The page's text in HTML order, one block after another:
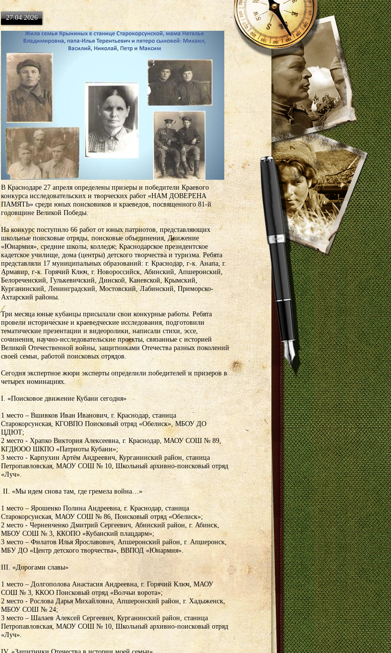
27.04.2026
В Краснодаре 27 апреля определены призеры и победители Краевого
конкурса исследовательских и творческих работ «НАМ ДОВЕРЕНА
ПАМЯТЬ» среди юных поисковиков и краеведов, посвященного 81-й
годовщине Великой Победы.
На конкурс поступило 66 работ от юных патриотов, представляющих
школьные поисковые отряды, поисковые объединения, Движение
«Юнармия», средние школы, колледж, Краснодарское президентское
кадетское училище, дома (центры) детского творчества и туризма. Ребята
представляли 17 муниципальных образований: г. Краснодар, г-к. Анапа, г.
Армавир, г-к. Горячий Ключ, г. Новороссийск, Абинский, Апшеронский,
Белореченский, Гулькевичский, Динской, Каневской, Крымский,
Курганинский, Ленинградский, Мостовский, Лабинский, Приморско-
Ахтарский районы.
Три месяца юные кубанцы присылали свои конкурные работы. Ребята
провели исторические и краеведческие исследования, подготовили
тематические презентации и видеоролики, написали стихи, эссе,
сочинения, научно-исследовательские проекты, связанные с историей
Великой Отечественной войны, защитниками Отечества разных поколений
своей семьи, работой поисковых отрядов.
Сегодня экспертное жюри эксперты определили победителей и призеров в
четырех номинациях.
I. «Поисковое движение Кубани сегодня»
1 место – Вшивков Иван Иванович, г. Краснодар, станица
Старокорсунская, КГОВПО Поисковый отряд «Обелиск», МБОУ ДО
ЦДЮТ;
2 место - Храпко Виктория Алексеевна, г. Краснодар, МАОУ СОШ № 89,
КГДЮОО ШКПО «Патриоты Кубани»;
3 место - Карпухин Артём Андреевич, Курганинский район, станица
Петропавловская, МАОУ СОШ № 10, Школьный архивно-поисковый отряд
«Луч».
II. «Мы идем снова там, где гремела война…»
1 место – Ярошенко Полина Андреевна, г. Краснодар, станица
Старокорсунская, МАОУ СОШ № 86, Поисковый отряд «Обелиск»;
2 место - Черненченко Дмитрий Сергеевич, Абинский район, г. Абинск,
МБОУ СОШ № 3, ККОПО «Кубанский плацдарм»;
3 место – Филатов Илья Ярославович, Апшеронский район, г. Апшеронск,
МБУ ДО «Центр детского творчества», ВВПОД «Юнармия».
III. «Дорогами славы»
1 место – Долгополова Анастасия Андреевна, г. Горячий Ключ, МАОУ
СОШ № 3, ККОО Поисковый отряд «Волчьи ворота»;
2 место - Рослова Дарья Михайловна, Апшеронский район, г. Хадыженск,
МБОУ СОШ № 24;
3 место – Шалаев Алексей Сергеевич, Курганинский район, станица
Петропавловская, МАОУ СОШ № 10, Школьный архивно-поисковый отряд
«Луч».